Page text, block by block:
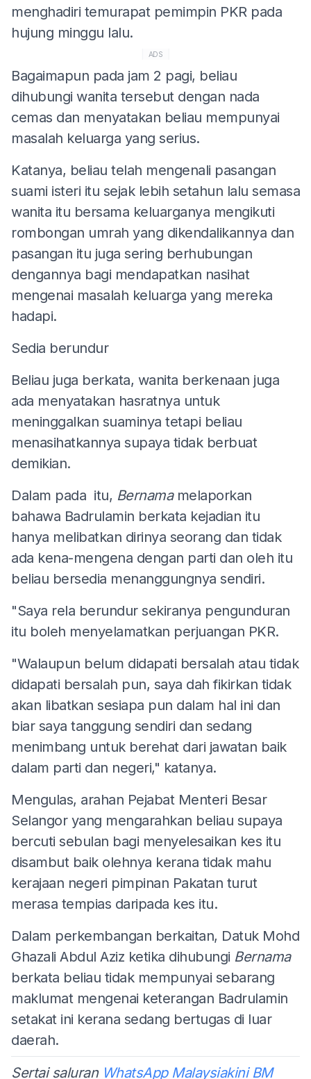
menghadiri temurapat pemimpin PKR pada
hujung minggu lalu.
ADS
Bagaimapun pada jam 2 pagi, beliau
dihubungi wanita tersebut dengan nada
cemas dan menyatakan beliau mempunyai
masalah keluarga yang serius.
Katanya, beliau telah mengenali pasangan
suami isteri itu sejak lebih setahun lalu semasa
wanita itu bersama keluarganya mengikuti
rombongan umrah yang dikendalikannya dan
pasangan itu juga sering berhubungan
dengannya bagi mendapatkan nasihat
mengenai masalah keluarga yang mereka
hadapi.
Sedia berundur
Beliau juga berkata, wanita berkenaan juga
ada menyatakan hasratnya untuk
meninggalkan suaminya tetapi beliau
menasihatkannya supaya tidak berbuat
demikian.
Dalam pada itu, Bernama melaporkan
bahawa Badrulamin berkata kejadian itu
hanya melibatkan dirinya seorang dan tidak
ada kena-mengena dengan parti dan oleh itu
beliau bersedia menanggungnya sendiri.
"Saya rela berundur sekiranya pengunduran
itu boleh menyelamatkan perjuangan PKR.
"Walaupun belum didapati bersalah atau tidak
didapati bersalah pun, saya dah fikirkan tidak
akan libatkan sesiapa pun dalam hal ini dan
biar saya tanggung sendiri dan sedang
menimbang untuk berehat dari jawatan baik
dalam parti dan negeri," katanya.
Mengulas, arahan Pejabat Menteri Besar
Selangor yang mengarahkan beliau supaya
bercuti sebulan bagi menyelesaikan kes itu
disambut baik olehnya kerana tidak mahu
kerajaan negeri pimpinan Pakatan turut
merasa tempias daripada kes itu.
Dalam perkembangan berkaitan, Datuk Mohd
Ghazali Abdul Aziz ketika dihubungi Bernama
berkata beliau tidak mempunyai sebarang
maklumat mengenai keterangan Badrulamin
setakat ini kerana sedang bertugas di luar
daerah.
Sertai saluran WhatsApp Malaysiakini BM